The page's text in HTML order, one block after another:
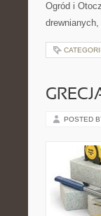
Ogród i
POSTED